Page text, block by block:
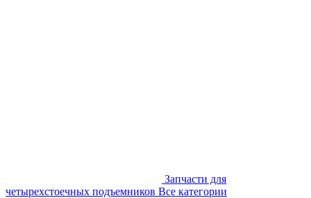
Запчасти для
четырехстоечных подъемников Все категории